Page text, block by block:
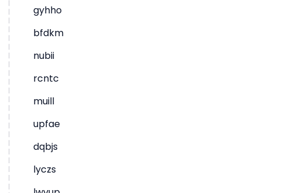
gyhho
bfdkm
nubii
rcntc
muill
upfae
dqbjs
lyczs